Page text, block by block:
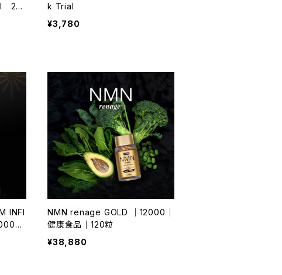
2週
k Trial
¥3,780
INFI
NMN renage GOLD ｜12000｜
健康食品｜120粒
¥38,880